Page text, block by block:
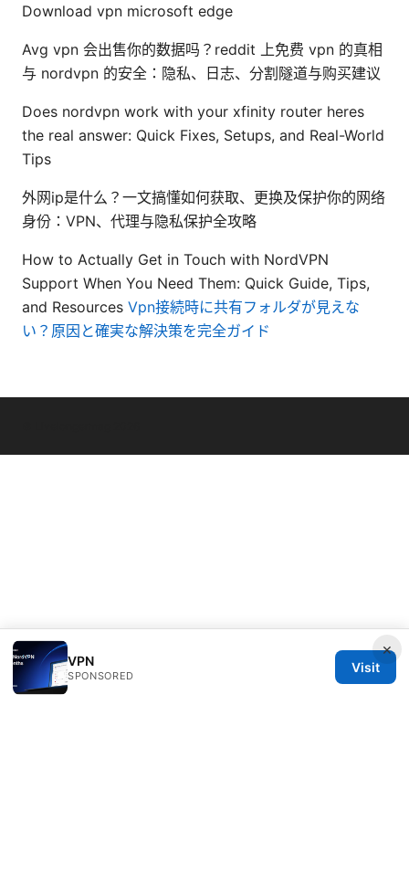
Download vpn microsoft edge
Avg vpn 会出售你的数据吗？reddit 上免费 vpn 的真相
与 nordvpn 的安全：隐私、日志、分割隧道与购买建议
Does nordvpn work with your xfinity router heres
the real answer: Quick Fixes, Setups, and Real-World
Tips
外网ip是什么？一文搞懂如何获取、更换及保护你的网络
身份：VPN、代理与隐私保护全攻略
How to Actually Get in Touch with NordVPN
Support When You Need Them: Quick Guide, Tips,
and Resources Vpn接続時に共有フォルダが見えな
い？原因と確実な解決策を完全ガイド
×
VPN
SPONSORED
Visit